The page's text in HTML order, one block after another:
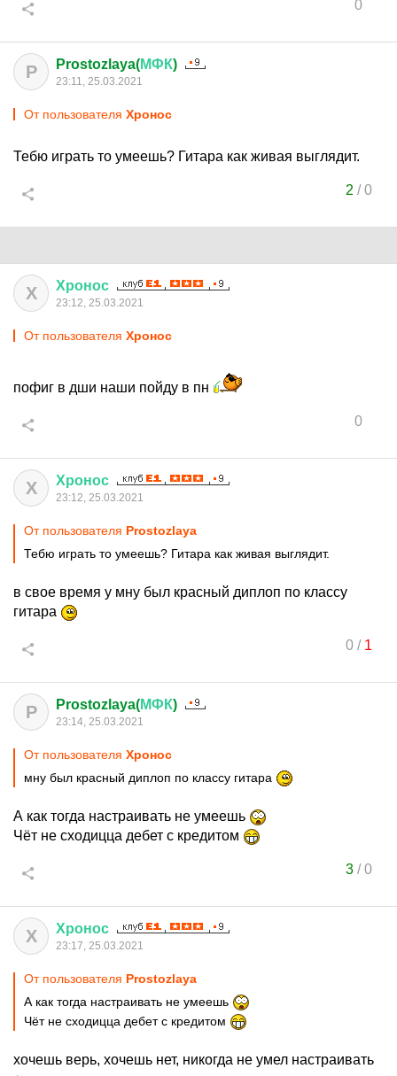
0
P Prostozlaya(МФК)
23:11, 25.03.2021
От пользователя Хронос
Тебю играть то умеешь? Гитара как живая выглядит.
2 /0
Х Хронос
23:12, 25.03.2021
От пользователя Хронос
пофиг в дши наши пойду в пн
0
Х Хронос
23:12, 25.03.2021
От пользователя Prostozlaya
Тебю играть то умеешь? Гитара как живая выглядит.
в свое время у мну был красный диплоп по классу
гитара
0/ 1
P Prostozlaya(МФК)
23:14, 25.03.2021
От пользователя Хронос
мну был красный диплоп по классу гитара
А как тогда настраивать не умеешь
Чёт не сходицца дебет с кредитом
3/0
Х Хронос
23:17, 25.03.2021
От пользователя Prostozlaya
А как тогда настраивать не умеешь
Чёт не сходицца дебет с кредитом
хочешь верь, хочешь нет, никогда не умел настраивать